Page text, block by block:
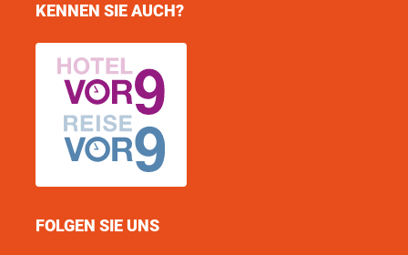
KENNEN SIE AUCH?
FOLGEN SIE UNS